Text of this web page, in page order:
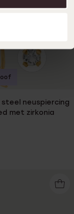
steel neuspiercing
met zirkonia